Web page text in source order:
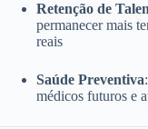
Retenção de
permanecer mais
reais
Saúde Preventiva
médicos futuros e